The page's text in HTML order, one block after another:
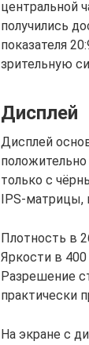
центральной
получились
показателя
зрительную
Дисплей
Дисплей
только с
IPS-матрицы,
Плотность в
Яркости в
Разрешение
практически
На экране с